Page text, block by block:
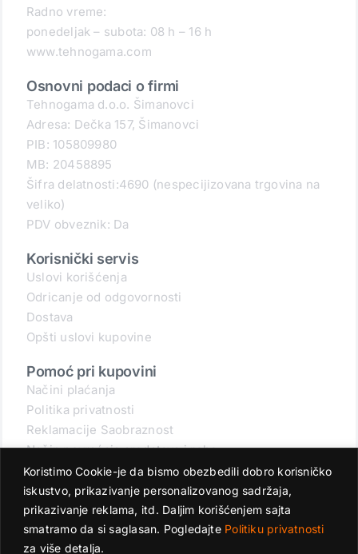
Koristimo Cookie-je da bismo obezbedili dobro korisničko
iskustvo, prikazivanje personalizovanog sadržaja,
prikazivanje reklama, itd. Daljim korišćenjem sajta
smatramo da si saglasan. Pogledajte Politiku privatnosti
za više detalja.
Radno vreme:
ponedeljak – subota: 08 h – 16 h
www.tehnogama.com
Osnovni podaci o firmi
Tehnogama d.o.o. Šimanovci
Adresa: Dečka 157, Šimanovci
PIB: 105809980
MB: 20458895
Šifra delatnosti:4690 (nespecijizovana trgovina na
veliko)
PDV obveznik: Da
Korisnički servis
Uslovi korišćenja
Odricanje od odgovornosti
Dostava
Opšti uslovi kupovine
Pomoć pri kupovini
Načini plaćanja
Politika privatnosti
Reklamacije Saobraznost
Način povraćaja sredstava i robe
Povraćaj robe
Zaštita podataka
Specifikacije i rokovi